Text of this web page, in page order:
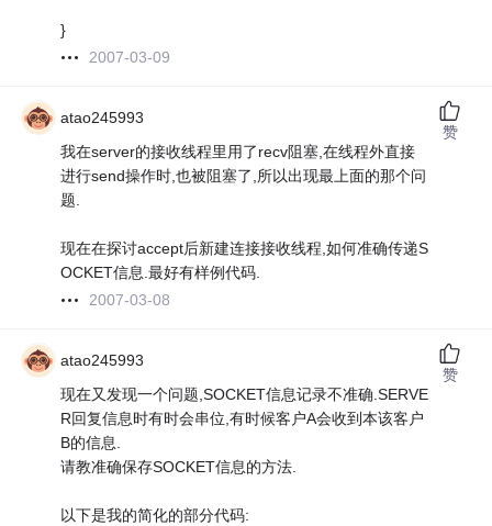
}
2007-03-09
atao245993
我在server的接收线程里用了recv阻塞,在线程外直接
进行send操作时,也被阻塞了,所以出现最上面的那个问
题.
现在在探讨accept后新建连接接收线程,如何准确传递S
OCKET信息.最好有样例代码.
2007-03-08
赞
atao245993
现在又发现一个问题,SOCKET信息记录不准确.SERVE
R回复信息时有时会串位,有时候客户A会收到本该客户
B的信息.
请教准确保存SOCKET信息的方法.
以下是我的简化的部分代码:
赞